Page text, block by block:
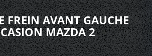
FREIN AVANT GAUCHE
MAZDA 2